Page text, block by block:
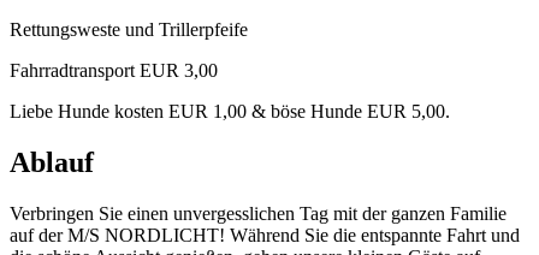
Rettungsweste und Trillerpfeife
Fahrradtransport EUR 3,00
Liebe Hunde kosten EUR 1,00 & böse Hunde EUR 5,00.
Ablauf
Verbringen Sie einen unvergesslichen Tag mit der ganzen Familie
auf der M/S NORDLICHT! Während Sie die entspannte Fahrt und